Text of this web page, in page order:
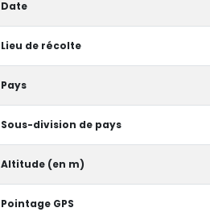
Date
Lieu de récolte
Pays
Sous-division de pays
Altitude (en m)
Pointage GPS